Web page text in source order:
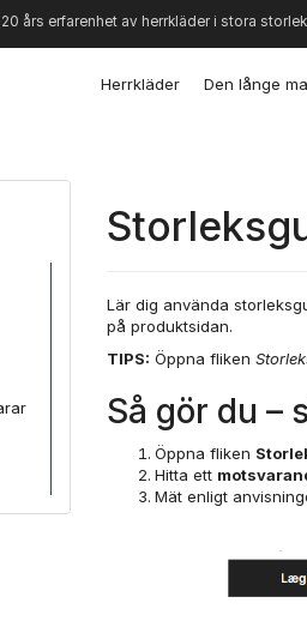
20 års erfarenhet av herrkläder i stora
Herrkläder Den långe
Lär dig använda
på produktsidan.
TIPS: Öppna fliken
Så gör du –
Öppna fliken
Hitta ett
Mät enligt